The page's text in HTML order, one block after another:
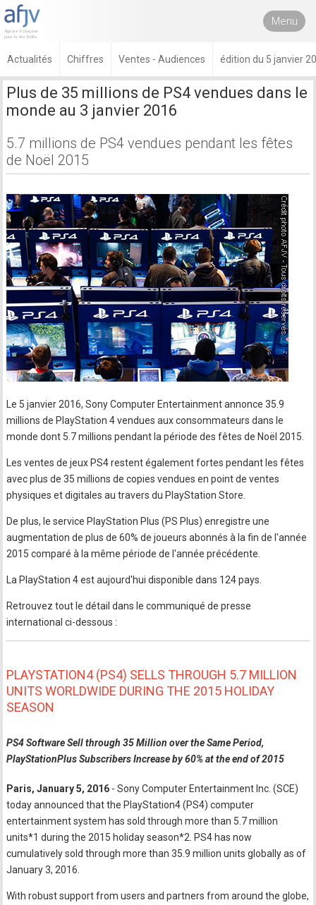
Menu
Actualités Chiffres Ventes - Audiences édition du 5 janvier
Plus de 35 millions de PS4 vendues dans le
monde au 3 janvier 2016
5.7 millions de PS4 vendues pendant les fêtes
de Noël 2015
Le 5 janvier 2016, Sony Computer Entertainment annonce 35.9
millions de PlayStation 4 vendues aux consommateurs dans le
monde dont 5.7 millions pendant la période des fêtes de Noël 2015.
Les ventes de jeux PS4 restent également fortes pendant les fêtes
avec plus de 35 millions de copies vendues en point de ventes
physiques et digitales au travers du PlayStation Store.
De plus, le service PlayStation Plus (PS Plus) enregistre une
augmentation de plus de 60% de joueurs abonnés à la fin de l'année
2015 comparé à la même période de l'année précédente.
La PlayStation 4 est aujourd'hui disponible dans 124 pays.
Retrouvez tout le détail dans le communiqué de presse
international ci-dessous :
PLAYSTATION4 (PS4) SELLS THROUGH 5.7 MILLION
UNITS WORLDWIDE DURING THE 2015 HOLIDAY
SEASON
PS4 Software Sell through 35 Million over the Same Period,
PlayStationPlus Subscribers Increase by 60% at the end of 2015
Paris, January 5, 2016 - Sony Computer Entertainment Inc. (SCE)
today announced that the PlayStation4 (PS4) computer
entertainment system has sold through more than 5.7 million
units*1 during the 2015 holiday season*2. PS4 has now
cumulatively sold through more than 35.9 million units globally as of
January 3, 2016.
With robust support from users and partners from around the globe,